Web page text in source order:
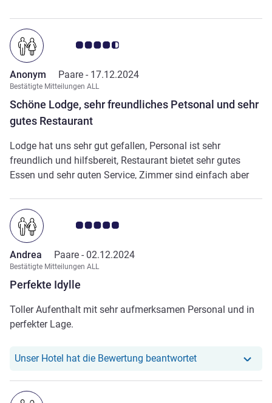
Schöne Lodge, sehr freundliches Petsonal und sehr
gutes Restaurant
Note Kundenmeinungen 4.5/5
Anonym Paare - 17.12.2024
Bestätigte Mitteilungen ALL
Lodge hat uns sehr gut gefallen, Personal ist sehr
freundlich und hilfsbereit, Restaurant bietet sehr gutes
Essen und sehr guten Service, Zimmer sind einfach aber
Perfekte Idylle
Note Kundenmeinungen 5.0/5
Andrea Paare - 02.12.2024
Bestätigte Mitteilungen ALL
Toller Aufenthalt mit sehr aufmerksamen Personal und in
perfekter Lage.
Unser Hotel hat die Bewertung beantwortetUnser Hotel hat